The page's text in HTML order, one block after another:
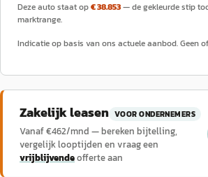
Deze auto staat op€ 38.853— de gekleurde stip
marktrange.
Indicatie op basis van ons actuele aanbod. Geen
Zakelijk leasen VOOR ONDERNEMERS
Vanaf €462/mnd — bereken bijtelling,
vergelijk looptijden en vraag een
vrijblijvendeofferte aan